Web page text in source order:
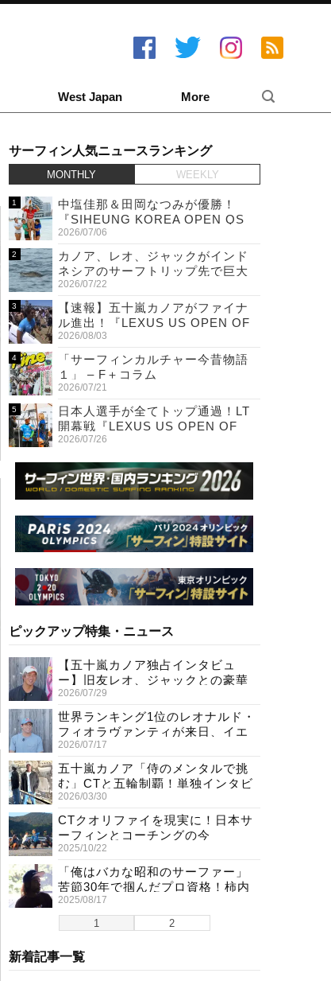
West Japan More
サーフィン人気ニュースランキング
MONTHLY WEEKLY
中塩佳那＆田岡なつみが優勝！
『SIHEUNG KOREA OPEN QS
6,000 & LQS』
2026/07/06
カノア、レオ、ジャックがインド
ネシアのサーフトリップ先で巨大
ワニと遭遇！
2026/07/22
【速報】五十嵐カノアがファイナ
ル進出！『LEXUS US OPEN OF
SURFING』
2026/08/03
「サーフィンカルチャー今昔物語
１」 – F＋コラム
2026/07/21
日本人選手が全てトップ通過！LT
開幕戦『LEXUS US OPEN OF
SURFING』初日
2026/07/26
ピックアップ特集・ニュース
1 2
【五十嵐カノア独占インタビュ
ー】旧友レオ、ジャックとの豪華
プライベートセッション
2026/07/29
世界ランキング1位のレオナルド・
フィオラヴァンティが来日、イエ
ロージャージ獲得直後の独占イン
タビュー
2026/07/17
五十嵐カノア「侍のメンタルで挑
む」CTと五輪制覇！単独インタビ
ューで熱弁
2026/03/30
CTクオリファイを現実に！日本サ
ーフィンとコーチングの今
2025/10/22
「俺はバカな昭和のサーファー」
苦節30年で掴んだプロ資格！柿内
聖文(54)の生き様
2025/08/17
新着記事一覧